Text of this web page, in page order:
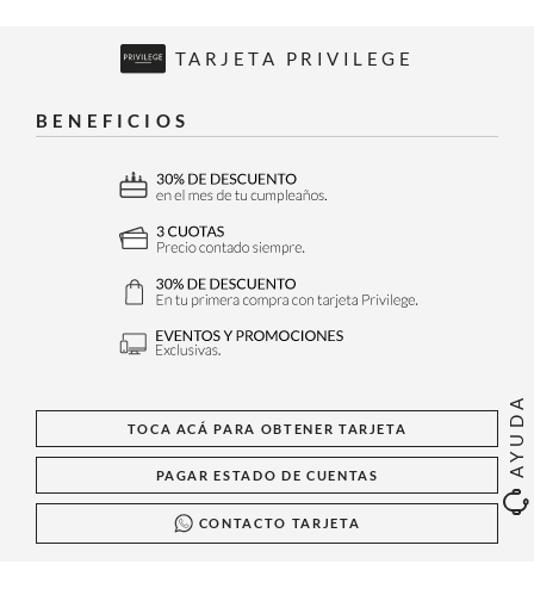
AYUDA
TARJETA PRIVILEGE
BENEFICIOS
TOCA ACÁ PARA OBTENER TARJETA
PAGAR ESTADO DE CUENTAS
CONTACTO TARJETA